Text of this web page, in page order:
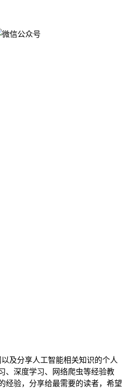
及分享人工智能相关知识的个人
、深度学习、网络爬虫等经验教
经验，分享给最需要的读者，希望